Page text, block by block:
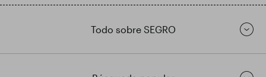
Todo sobre SEGRO